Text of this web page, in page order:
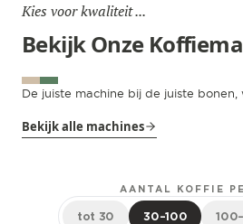
Kies voor kwaliteit ...
Bekijk Onze
De juiste machine bij de juiste bonen,
Bekijk alle machines
AANTAL KOFFIE
tot 30 30–100